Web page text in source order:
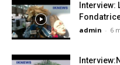
admin - 6